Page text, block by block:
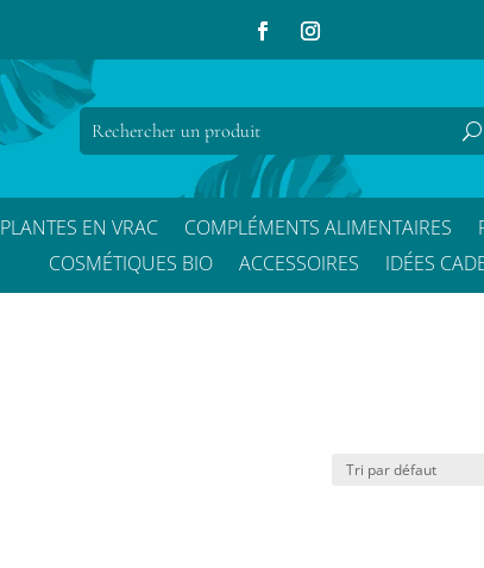
PLANTES EN VRAC COMPLÉMENTS ALIMENTAIRES
COSMÉTIQUES BIO
ACCESSOIRES IDÉES